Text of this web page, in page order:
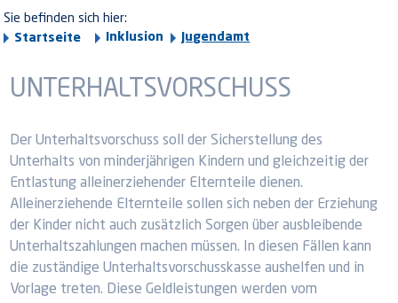
Sie befinden sich hier:
Startseite
Inklusion Jugendamt
UNTERHALTSVORSCHUSS
Der Unterhaltsvorschuss soll der Sicherstellung des
Unterhalts von minderjährigen Kindern und gleichzeitig der
Entlastung alleinerziehender Elternteile dienen.
Alleinerziehende Elternteile sollen sich neben der Erziehung
der Kinder nicht auch zusätzlich Sorgen über ausbleibende
Unterhaltszahlungen machen müssen. In diesen Fällen kann
die zuständige Unterhaltsvorschusskasse aushelfen und in
Vorlage treten. Diese Geldleistungen werden vom